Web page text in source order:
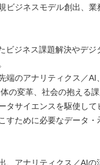
ビジネスモデル創出、
ビジネス課題解決やデ
端のアナリティクス／
の変革、社会の抱える課
タサイエンスを駆使し
すために必要なデータ・
、アナリティクス／AI